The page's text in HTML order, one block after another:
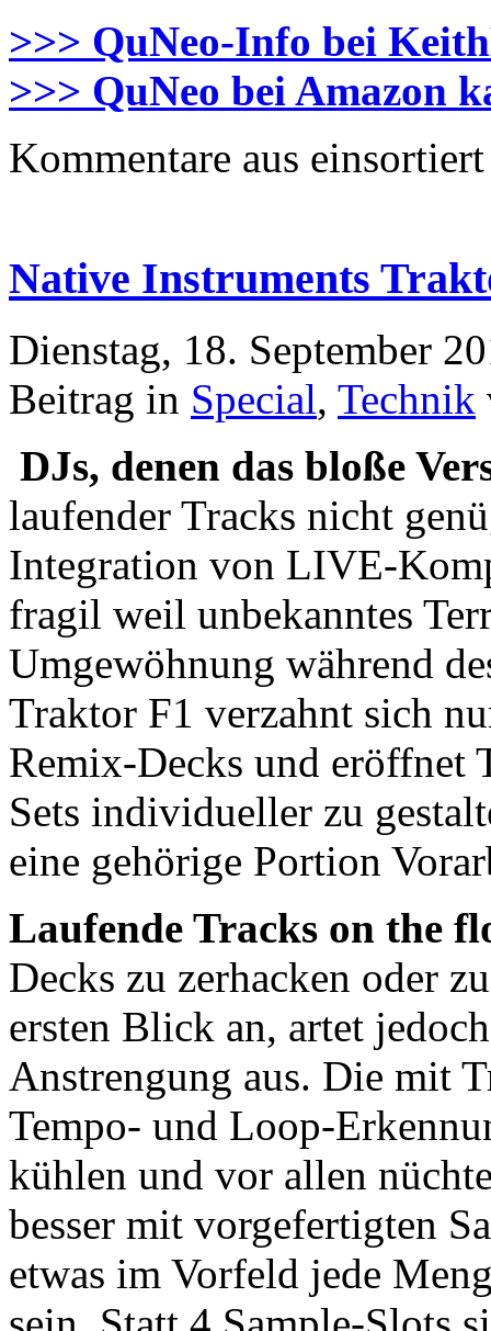
>>> QuNeo-Info bei
>>> QuNeo bei Amazon
Kommentare aus
Native Instruments
Dienstag, 18. September
Beitrag in Special, Technik
DJs, denen das bloße
laufender Tracks nicht
Integration von LIVE-
fragil weil unbekanntes
Umgewöhnung während
Traktor F1 verzahnt sich
Remix-Decks und
Sets individueller zu
eine gehörige Portion
Laufende Tracks on the
Decks zu zerhacken oder
ersten Blick an, artet
Anstrengung aus. Die mit
Tempo- und Loop-
kühlen und vor allen
besser mit vorgefertigten
etwas im Vorfeld jede